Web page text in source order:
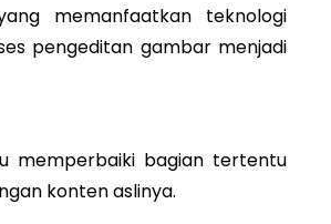
memanfaatkan teknologi
pengeditan gambar menjadi
memperbaiki bagian tertentu
konten aslinya.